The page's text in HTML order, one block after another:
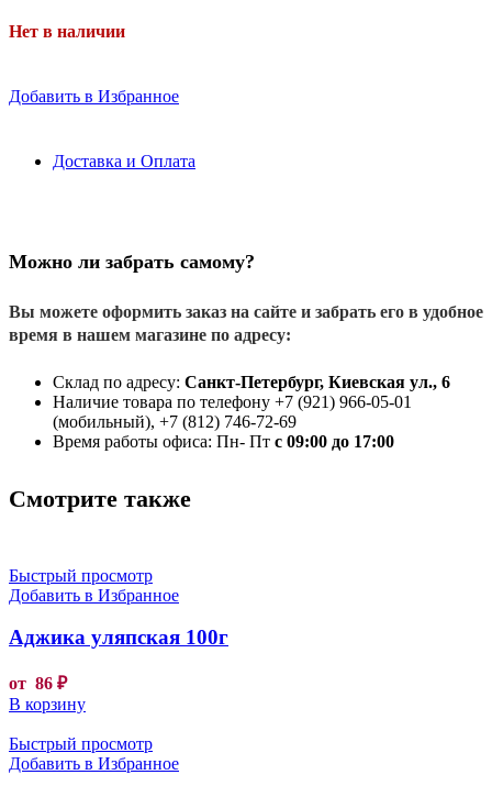
Нет в наличии
Добавить в Избранное
Доставка и Оплата
Можно ли забрать самому?
Вы можете оформить заказ на сайте и забрать его в удобное
время в нашем магазине по адресу:
Склад по адресу: Санкт-Петербург, Киевская ул., 6
Наличие товара по телефону +7 (921) 966-05-01
(мобильный), +7 (812) 746-72-69
Время работы офиса: Пн- Пт с 09:00 до 17:00
Смотрите также
Быстрый просмотр
Добавить в Избранное
Аджика уляпская 100г
от 86 ₽
В корзину
Быстрый просмотр
Добавить в Избранное